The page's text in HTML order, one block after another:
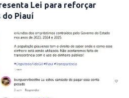
Lei para reforçar
do Piauí